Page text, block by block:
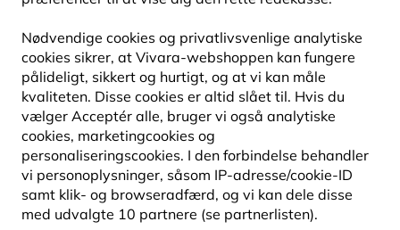
Nødvendige cookies og privatlivsvenlige analytiske
cookies sikrer, at Vivara-webshoppen kan fungere
pålideligt, sikkert og hurtigt, og at vi kan måle
kvaliteten. Disse cookies er altid slået til. Hvis du
vælger Acceptér alle, bruger vi også analytiske
cookies, marketingcookies og
personaliseringscookies. I den forbindelse behandler
vi personoplysninger, såsom IP-adresse/cookie-ID
samt klik- og browseradfærd, og vi kan dele disse
med udvalgte 10 partnere (se partnerlisten).
15% RABAT